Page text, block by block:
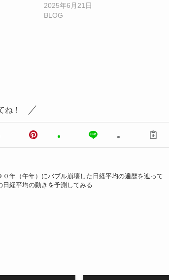
2025年6月21日
BLOG
ね！
０年（午年）にバブル崩壊した日経平均の遍歴を辿って
日経平均の動きを予測してみる